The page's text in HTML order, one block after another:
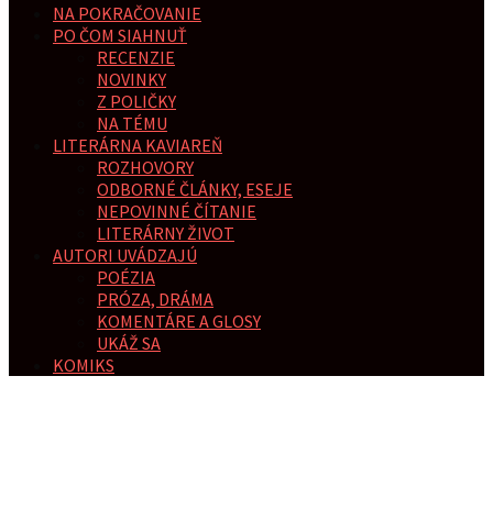
NA POKRAČOVANIE
PO ČOM SIAHNUŤ
RECENZIE
NOVINKY
Z POLIČKY
NA TÉMU
LITERÁRNA KAVIAREŇ
ROZHOVORY
ODBORNÉ ČLÁNKY, ESEJE
NEPOVINNÉ ČÍTANIE
LITERÁRNY ŽIVOT
AUTORI UVÁDZAJÚ
POÉZIA
PRÓZA, DRÁMA
KOMENTÁRE A GLOSY
UKÁŽ SA
KOMIKS